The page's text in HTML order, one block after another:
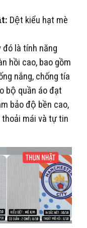
Dệt kiểu hạt mè
là tính năng
hồi cao, bao gồm
nắng, chống tía
bộ quần áo đạt
bảo độ bền cao,
mái và tự tin